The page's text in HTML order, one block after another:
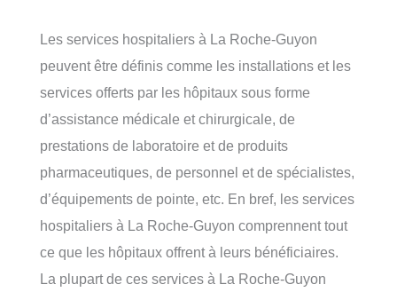
Les services hospitaliers à La Roche-Guyon
peuvent être définis comme les installations et les
services offerts par les hôpitaux sous forme
d’assistance médicale et chirurgicale, de
prestations de laboratoire et de produits
pharmaceutiques, de personnel et de spécialistes,
d’équipements de pointe, etc. En bref, les services
hospitaliers à La Roche-Guyon comprennent tout
ce que les hôpitaux offrent à leurs bénéficiaires.
La plupart de ces services à La Roche-Guyon